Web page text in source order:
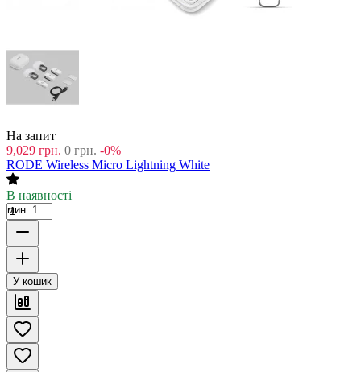
На запит
9,029 грн. 0 грн. -0%
RODE Wireless Micro Lightning White
В наявності
мин. 1
У кошик